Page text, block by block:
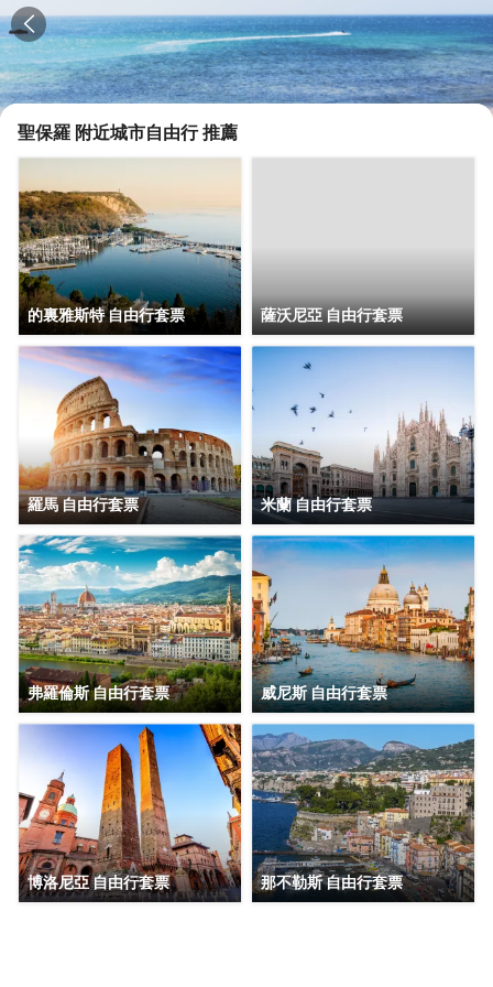
聖保羅 附近城市自由行 推薦
的裏雅斯特 自由行套票 薩沃尼亞 自由行套票
羅馬 自由行套票 米蘭 自由行套票
弗羅倫斯 自由行套票 威尼斯 自由行套票
博洛尼亞 自由行套票 那不勒斯 自由行套票